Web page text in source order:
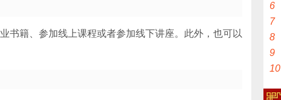
书籍、参加线上课程或者参加线下讲座。此外，也可以
6
7
8
9
10